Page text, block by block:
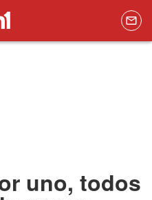
uno, todos